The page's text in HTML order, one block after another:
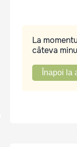
La
câteva
Înapoi la